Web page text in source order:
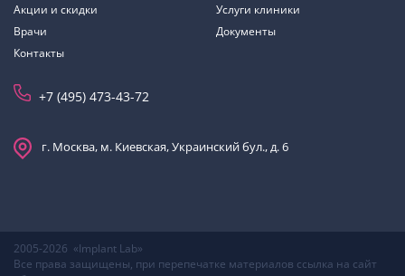
Акции и скидки
Врачи
Контакты
Услуги клиники
Документы
+7 (495) 473-43-72
г. Москва, м. Киевская, Украинский бул., д. 6
2005-2026 «Implant Lab»
Все права защищены, при перепечатке материалов ссылка на сайт